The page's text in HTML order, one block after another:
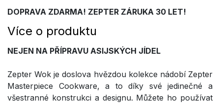
DOPRAVA ZDARMA! ZEPTER ZÁRUKA 30 LET!
Více o produktu
NEJEN NA PŘÍPRAVU ASIJSKÝCH JÍDEL
Zepter Wok je doslova hvězdou kolekce nádobí Zepter
Masterpiece Cookware, a to díky své jedinečné a
všestranné konstrukci a designu. Můžete ho používat